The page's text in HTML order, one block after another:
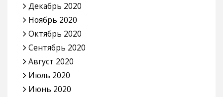
Декабрь 2020
Ноябрь 2020
Октябрь 2020
Сентябрь 2020
Август 2020
Июль 2020
Июнь 2020